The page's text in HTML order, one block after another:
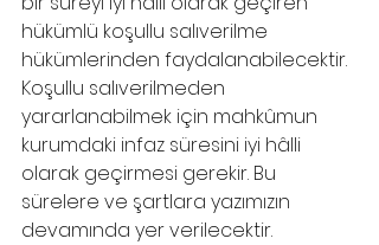
hükümlü koşullu salıverilme
hükümlerinden faydalanabilecektir.
Koşullu salıverilmeden
yararlanabilmek için mahkûmun
kurumdaki infaz süresini iyi hâlli
olarak geçirmesi gerekir. Bu
sürelere ve şartlara yazımızın
devamında yer verilecektir.